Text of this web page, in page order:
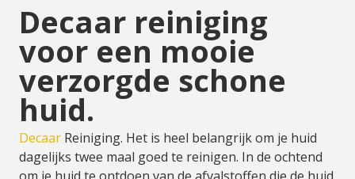
Decaar reiniging
voor een mooie
verzorgde schone
huid.
Decaar Reiniging. Het is heel belangrijk om je huid
dagelijks twee maal goed te reinigen. In de ochtend